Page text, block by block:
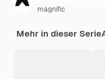
magnific
Mehr in dieser Serie